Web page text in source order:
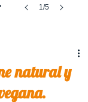
1/5
natural y